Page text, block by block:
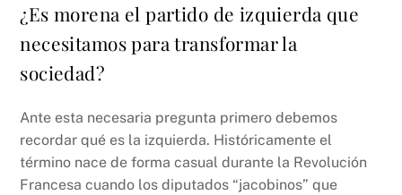
¿Es morena el partido de izquierda que
necesitamos para transformar la
sociedad?
Ante esta necesaria pregunta primero debemos
recordar qué es la izquierda. Históricamente el
término nace de forma casual durante la Revolución
Francesa cuando los diputados “jacobinos” que